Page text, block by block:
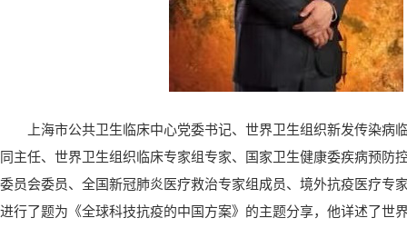
上海市公共卫生临床中心党委书记、世界卫生组织新发传染病
同主任、世界卫生组织临床专家组专家、国家卫生健康委疾病预防
委员会委员、全国新冠肺炎医疗救治专家组成员、境外抗疫医疗专
进行了题为《全球科技抗疫的中国方案》的主题分享，他详述了世